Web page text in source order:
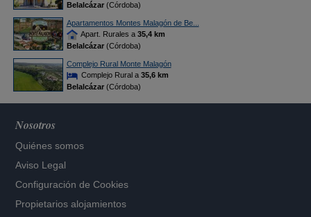
Belalcázar(Córdoba)
Apartamentos Montes Malagón de Be...
Apart. Rurales a 35,4 km
Belalcázar(Córdoba)
Complejo Rural Monte Malagón
Complejo Rural a 35,6 km
Belalcázar(Córdoba)
Nosotros
Quiénes somos
Aviso Legal
Configuración de Cookies
Propietarios alojamientos